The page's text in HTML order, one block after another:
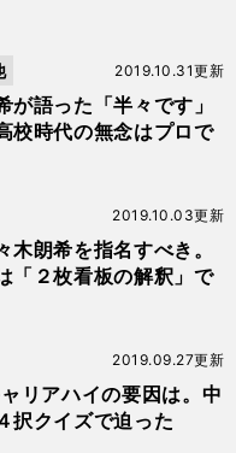
が語った「半々です」
校時代の無念はプロで
2019.10.31更新
木朗希を指名すべき。
「２枚看板の解釈」で
2019.10.03更新
リアハイの要因は。中
択クイズで迫った
2019.09.27更新